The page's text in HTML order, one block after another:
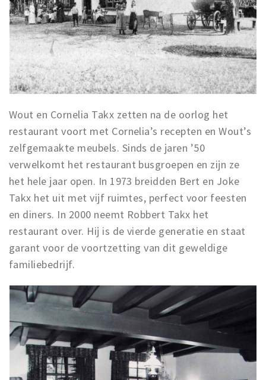
Wout en Cornelia Takx zetten na de oorlog het
restaurant voort met Cornelia’s recepten en Wout’s
zelfgemaakte meubels. Sinds de jaren ’50
verwelkomt het restaurant busgroepen en zijn ze
het hele jaar open. In 1973 breidden Bert en Joke
Takx het uit met vijf ruimtes, perfect voor feesten
en diners. In 2000 neemt Robbert Takx het
restaurant over. Hij is de vierde generatie en staat
garant voor de voortzetting van dit geweldige
familiebedrijf.